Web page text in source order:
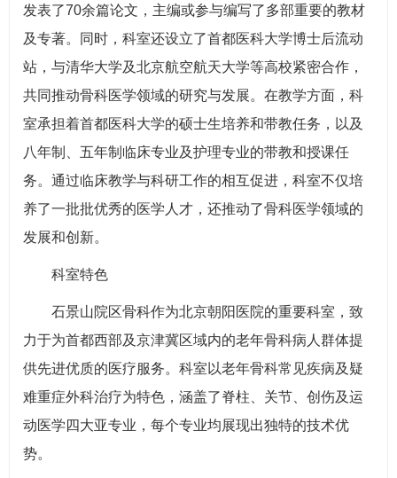
发表了70余篇论文，主编或参与编写了多部重要的教材
及专著。同时，科室还设立了首都医科大学博士后流动
站，与清华大学及北京航空航天大学等高校紧密合作，
共同推动骨科医学领域的研究与发展。在教学方面，科
室承担着首都医科大学的硕士生培养和带教任务，以及
八年制、五年制临床专业及护理专业的带教和授课任
务。通过临床教学与科研工作的相互促进，科室不仅培
养了一批批优秀的医学人才，还推动了骨科医学领域的
发展和创新。
科室特色
石景山院区骨科作为北京朝阳医院的重要科室，致
力于为首都西部及京津冀区域内的老年骨科病人群体提
供先进优质的医疗服务。科室以老年骨科常见疾病及疑
难重症外科治疗为特色，涵盖了脊柱、关节、创伤及运
动医学四大亚专业，每个专业均展现出独特的技术优
势。